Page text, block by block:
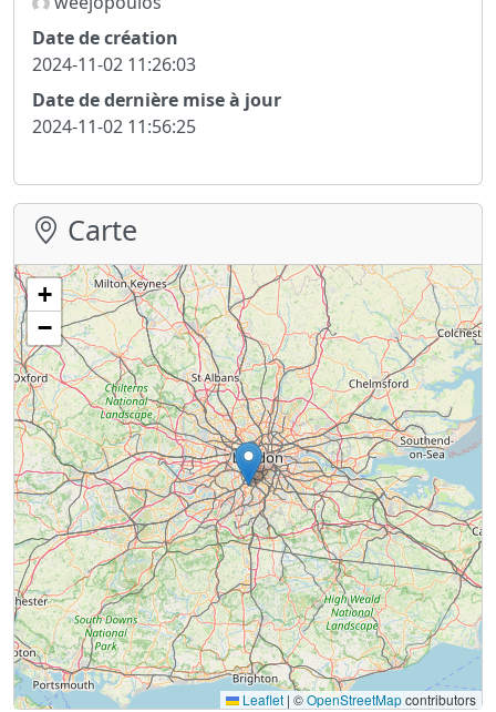
Date de création
2024-11-02 11:26:03
Date de dernière mise à jour
2024-11-02 11:56:25
Carte
+
−
Leaflet | ©OpenStreetMapcontributors